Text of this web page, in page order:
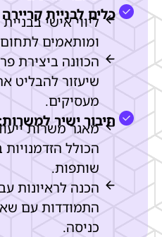
כלים לבניית
ליווי אישי
ומותאמים
הכוונה ביצירת
שיעזור להבליט
מעסיקים.
חיבור ישיר
מאגר משרות
הכולל
שותפות.
הכנה לראיונות
התמודדות עם
כניסה.